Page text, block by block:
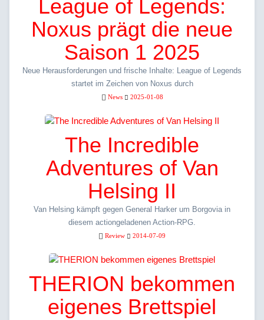
League of Legends:
Noxus prägt die neue
Saison 1 2025
Neue Herausforderungen und frische Inhalte: League of Legends
startet im Zeichen von Noxus durch
News 2025-01-08
The Incredible
Adventures of Van
Helsing II
Van Helsing kämpft gegen General Harker um Borgovia in
diesem actiongeladenen Action-RPG.
Review 2014-07-09
THERION bekommen
eigenes Brettspiel